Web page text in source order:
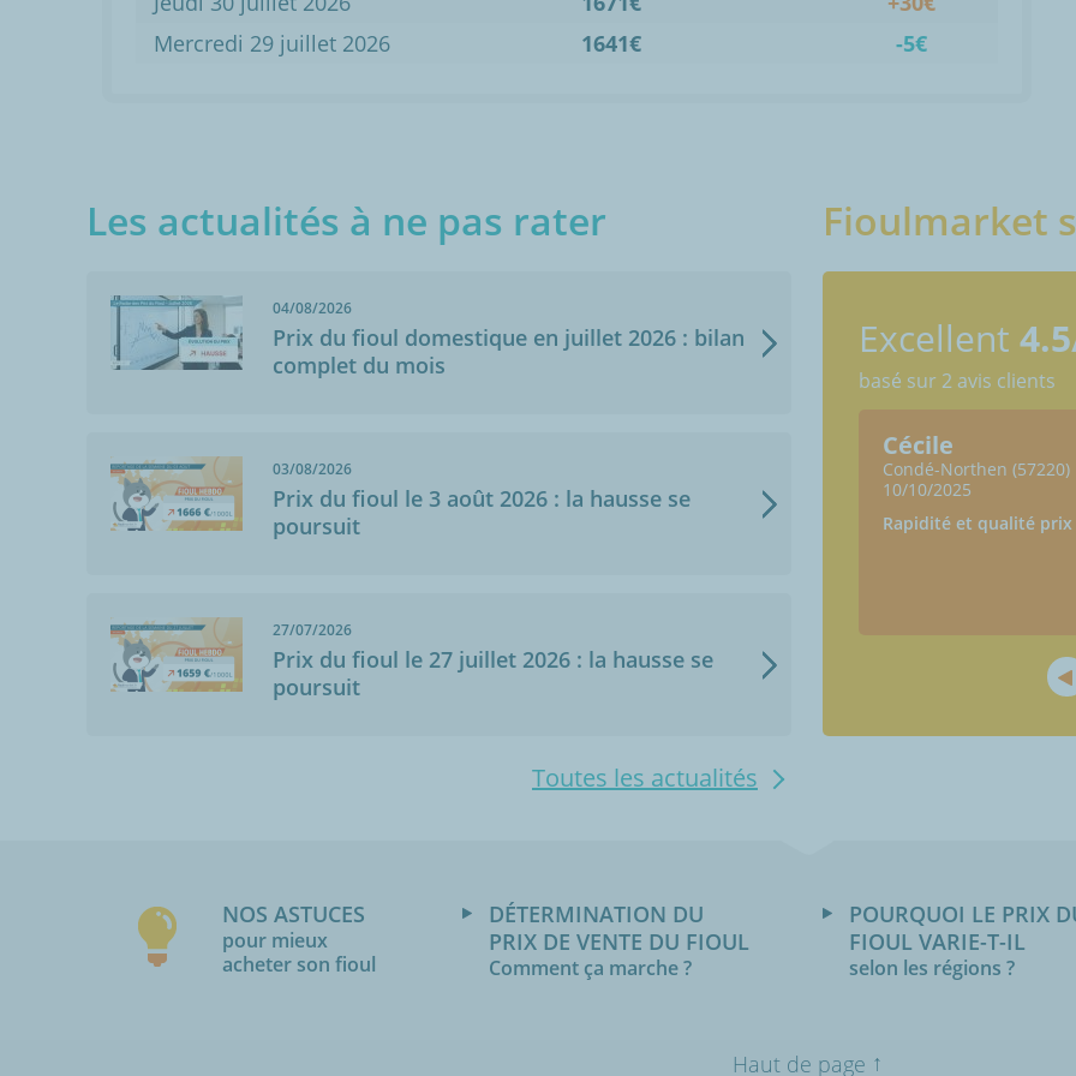
Mercredi 29 juillet 2026
1641€ -5€
Les actualités à ne pas rater
04/08/2026
Prix du fioul domestique en juillet 2026 : bilan
complet du mois
03/08/2026
Prix du fioul le 3 août 2026 : la hausse se
poursuit
27/07/2026
Prix du fioul le 27 juillet 2026 : la hausse se
poursuit
Toutes les actualités
Fioulmarket
Excellent
basé sur 2 avis clients
17/07/2015
Point(s) positif(s) : respect du délai, réactivité suite
Cécile
Condé-Northen (57220)
10/10/2025
Rapidité et qualité prix
NOS ASTUCES
pour mieux
acheter son fioul
DÉTERMINATION DU
PRIX DE VENTE DU FIOUL
Comment ça marche ?
POURQUOI LE PRIX
FIOUL VARIE-T-IL
selon les régions ?
Haut de page ↑